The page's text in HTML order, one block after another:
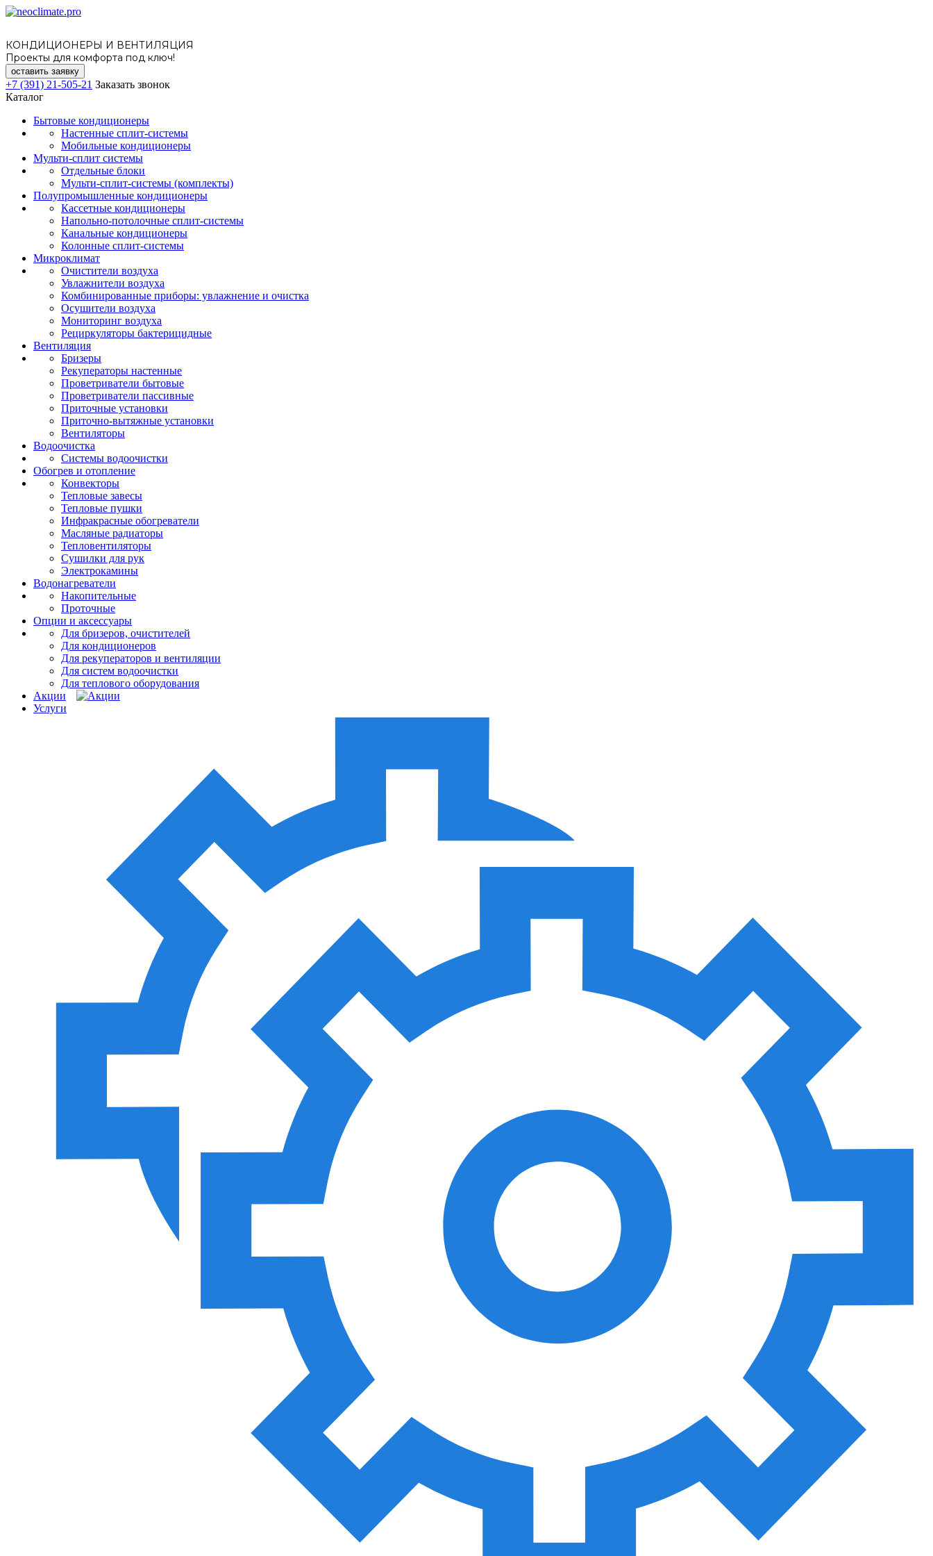
КОНДИЦИОНЕРЫ И ВЕНТИЛЯЦИЯ
Проекты для комфорта под ключ!
оставить заявку
+7 (391) 21-505-21 Заказать звонок
Каталог
Бытовые кондиционеры
Настенные сплит-системы
Мобильные кондиционеры
Мульти-сплит системы
Отдельные блоки
Мульти-сплит-системы (комплекты)
Полупромышленные кондиционеры
Кассетные кондиционеры
Напольно-потолочные сплит-системы
Канальные кондиционеры
Колонные сплит-системы
Микроклимат
Очистители воздуха
Увлажнители воздуха
Комбинированные приборы: увлажнение и очистка
Осушители воздуха
Мониторинг воздуха
Рециркуляторы бактерицидные
Вентиляция
Бризеры
Рекуператоры настенные
Проветриватели бытовые
Проветриватели пассивные
Приточные установки
Приточно-вытяжные установки
Вентиляторы
Водоочистка
Системы водоочистки
Обогрев и отопление
Конвекторы
Тепловые завесы
Тепловые пушки
Инфракрасные обогреватели
Масляные радиаторы
Тепловентиляторы
Сушилки для рук
Электрокамины
Водонагреватели
Накопительные
Проточные
Опции и аксессуары
Для бризеров, очистителей
Для кондиционеров
Для рекуператоров и вентиляции
Для систем водоочистки
Для теплового оборудования
Акции
Услуги